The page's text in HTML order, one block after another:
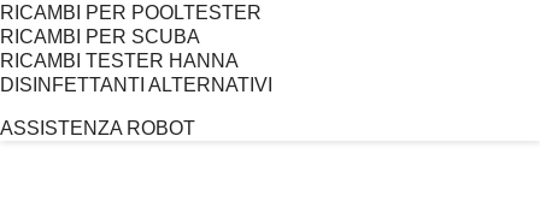
RICAMBI PER POOLTESTER
RICAMBI PER SCUBA
RICAMBI TESTER HANNA
DISINFETTANTI ALTERNATIVI
ASSISTENZA ROBOT